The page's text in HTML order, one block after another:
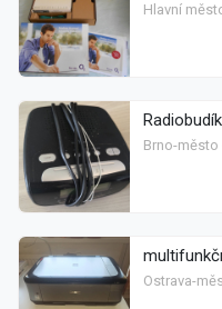
Hlavní
Radiobudík
Brno-město
Ostrava-